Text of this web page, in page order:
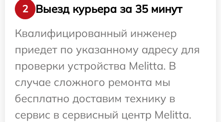
2
Выезд курьера за 35 минут
Квалифицированный инженер
приедет по указанному адресу для
проверки устройства Melitta. В
случае сложного ремонта мы
бесплатно доставим технику в
сервис в сервисный центр Melitta.